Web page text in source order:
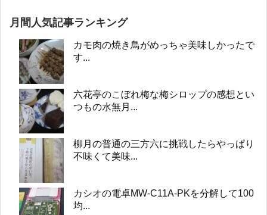
月間人気記事ランキング
カモ肉の焼き鳥がめっちゃ美味しかったで
す...
六花亭のこぼれ梅な梅シロップの感想とい
つもの水無月...
柳月の普通の三方六に挑戦したらやっぱり
不味くて美味...
カシオの電卓MW-C11A-PKを分解して100
均...